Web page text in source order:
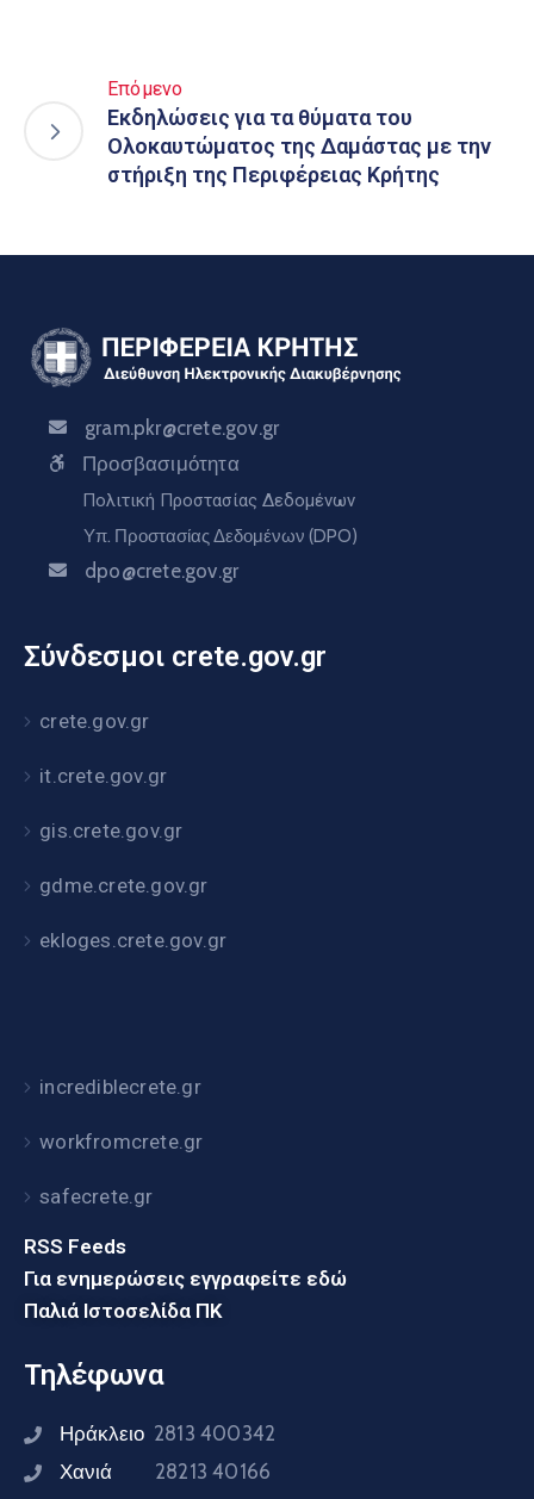
Επόμενο
Εκδηλώσεις για τα θύματα του
Ολοκαυτώματος της Δαμάστας με την
στήριξη της Περιφέρειας Κρήτης
gram.pkr@crete.gov.gr
Προσβασιμότητα
Πολιτική Προστασίας Δεδομένων
Υπ. Προστασίας Δεδομένων (DPO)
dpo@crete.gov.gr
Σύνδεσμοι crete.gov.gr
crete.gov.gr
it.crete.gov.gr
gis.crete.gov.gr
gdme.crete.gov.gr
ekloges.crete.gov.gr
incrediblecrete.gr
workfromcrete.gr
safecrete.gr
RSS Feeds
Για ενημερώσεις εγγραφείτε εδώ
Παλιά Ιστοσελίδα ΠΚ
Τηλέφωνα
Ηράκλειο 2813 400342
Χανιά 28213 40166